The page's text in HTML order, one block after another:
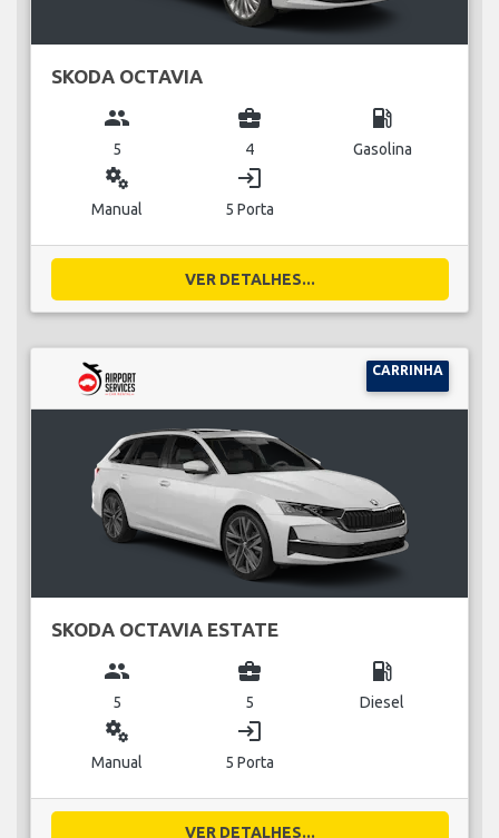
SKODA OCTAVIA
group
5
business_center
4
local_gas_station
Gasolina
miscellaneous_services
Manual
login
5 Porta
VER DETALHES...
CARRINHA
SKODA OCTAVIA ESTATE
group
5
business_center
5
local_gas_station
Diesel
miscellaneous_services
Manual
login
5 Porta
VER DETALHES...